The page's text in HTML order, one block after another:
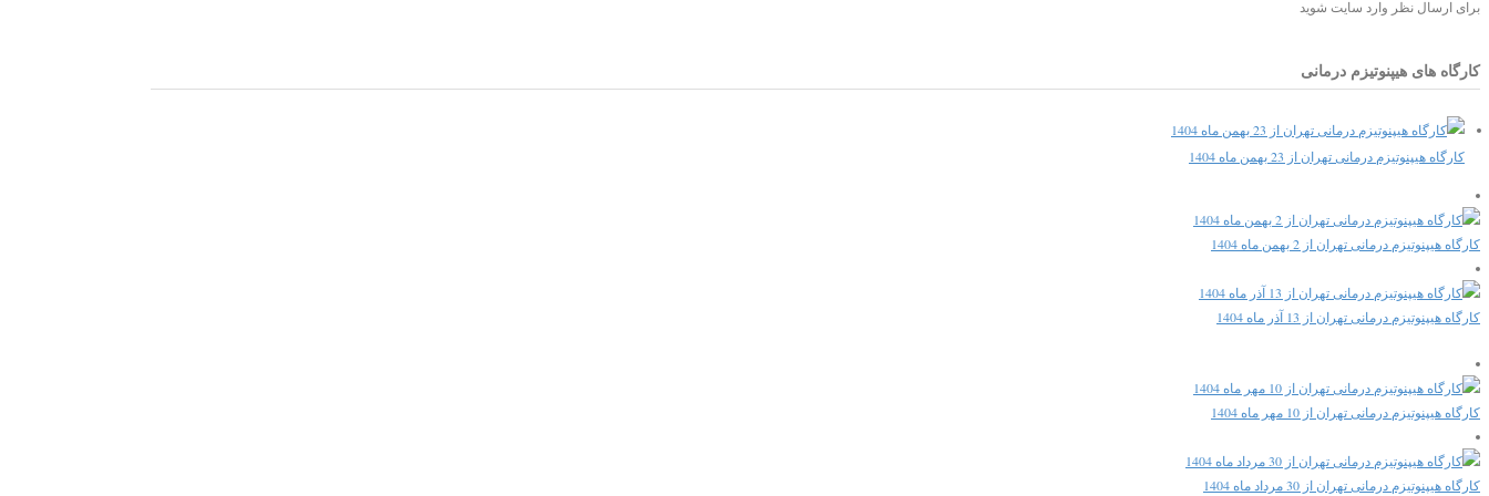
برای ارسال نظر وارد سایت شوید
کارگاه های هیپنوتیزم درمانی
کارگاه هیپنوتیزم درمانی تهران از 23 بهمن ماه 1404
کارگاه هیپنوتیزم درمانی تهران از 2 بهمن ماه 1404
کارگاه هیپنوتیزم درمانی تهران از 13 آذر ماه 1404
کارگاه هیپنوتیزم درمانی تهران از 10 مهر ماه 1404
کارگاه هیپنوتیزم درمانی تهران از 30 مرداد ماه 1404